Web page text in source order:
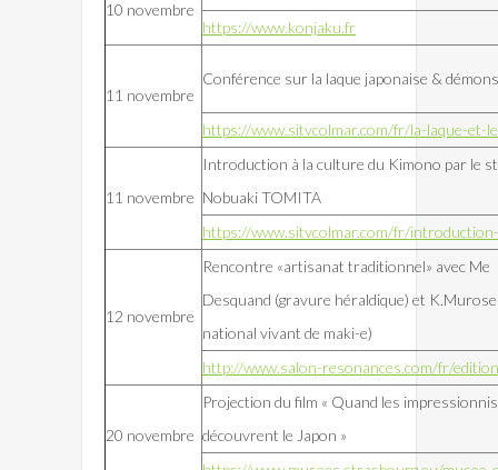
10 novembre
https://www.konjaku.fr
11 novembre
Conférence sur la laque japonaise &
https://www.sitvcolmar.com/fr/la-laque-et-
11 novembre
Introduction à la culture du Kimono par le
Nobuaki TOMITA
https://www.sitvcolmar.com/fr/
12 novembre
Rencontre «artisanat traditionnel» avec Me
Desquand (gravure héraldique) et
national vivant de maki-e)
http://www.salon-resonances.com/fr/
20 novembre
Projection du film « Quand les
découvrent le Japon »